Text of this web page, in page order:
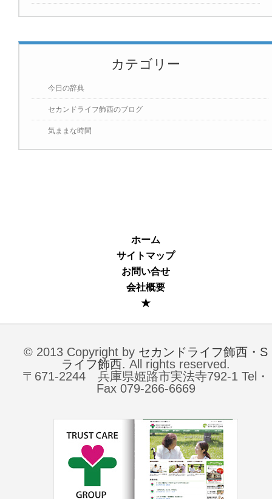
カテゴリー
今日の辞典
セカンドライフ飾西のブログ
気ままな時間
ホーム
サイトマップ
お問い合せ
会社概要
★
© 2013 Copyright by セカンドライフ飾西・S
ライフ飾西. All rights reserved.
〒671-2244 兵庫県姫路市実法寺792-1 Tel・
Fax 079-266-6669